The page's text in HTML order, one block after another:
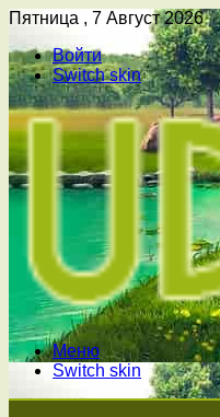
Пятница , 7 Август 2026
Войти
Switch skin
Меню
Switch skin